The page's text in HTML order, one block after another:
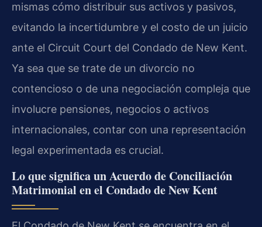
mismas cómo distribuir sus activos y pasivos,
evitando la incertidumbre y el costo de un juicio
ante el Circuit Court del Condado de New Kent.
Ya sea que se trate de un divorcio no
contencioso o de una negociación compleja que
involucre pensiones, negocios o activos
internacionales, contar con una representación
legal experimentada es crucial.
Lo que significa un Acuerdo de Conciliación
Matrimonial en el Condado de New Kent